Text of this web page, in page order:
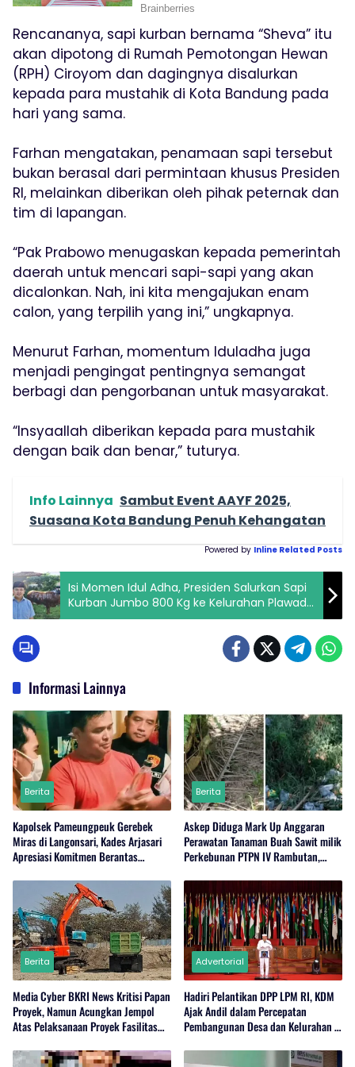
Rencananya, sapi kurban bernama “Sheva” itu
akan dipotong di Rumah Pemotongan Hewan
(RPH) Ciroyom dan dagingnya disalurkan
kepada para mustahik di Kota Bandung pada
hari yang sama.
Farhan mengatakan, penamaan sapi tersebut
bukan berasal dari permintaan khusus Presiden
RI, melainkan diberikan oleh pihak peternak dan
tim di lapangan.
“Pak Prabowo menugaskan kepada pemerintah
daerah untuk mencari sapi-sapi yang akan
dicalonkan. Nah, ini kita mengajukan enam
calon, yang terpilih yang ini,” ungkapnya.
Menurut Farhan, momentum Iduladha juga
menjadi pengingat pentingnya semangat
berbagi dan pengorbanan untuk masyarakat.
“Insyaallah diberikan kepada para mustahik
dengan baik dan benar,” tuturya.
Info Lainnya Sambut Event AAYF 2025,
Suasana Kota Bandung Penuh Kehangatan
Powered by Inline Related Posts
Isi Momen Idul Adha, Presiden Salurkan Sapi
Kurban Jumbo 800 Kg ke Kelurahan Plawad
Karawang
Informasi Lainnya
Berita
Kapolsek Pameungpeuk Gerebek
Miras di Langonsari, Kades Arjasari
Apresiasi Komitmen Berantas
Berita
Askep Diduga Mark Up Anggaran
Perawatan Tanaman Buah Sawit milik
Perkebunan PTPN IV Rambutan,
Berita
Media Cyber BKRI News Kritisi Papan
Proyek, Namun Acungkan Jempol
Atas Pelaksanaan Proyek Fasilitas
Advertorial
Hadiri Pelantikan DPP LPM RI, KDM
Ajak Andil dalam Percepatan
Pembangunan Desa dan Kelurahan di